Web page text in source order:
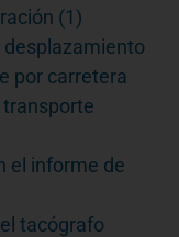
(1)
desplazamiento
por carretera
el informe de
tacógrafo